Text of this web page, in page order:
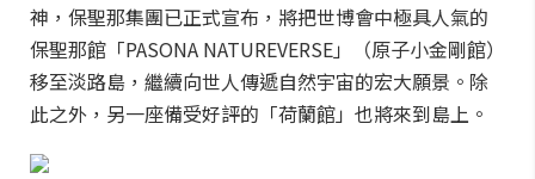
神，保聖那集團已正式宣布，將把世博會中極具人氣的
保聖那館「PASONA NATUREVERSE」（原子小金剛館）
移至淡路島，繼續向世人傳遞自然宇宙的宏大願景。除
此之外，另一座備受好評的「荷蘭館」也將來到島上。